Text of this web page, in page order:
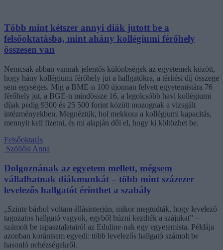
Több mint kétszer annyi diák jutott be a
felsőoktatásba, mint ahány kollégiumi férőhely
összesen van
Nemcsak abban vannak jelentős különbségek az egyetemek között,
hogy hány kollégiumi férőhely jut a hallgatókra, a térítési díj összege
sem egységes. Míg a BME-n 100 újonnan felvett egyetemistára 76
férőhely jut, a BGE-n mindössze 16, a legolcsóbb havi kollégiumi
díjak pedig 9300 és 25 500 forint között mozognak a vizsgált
intézményekben. Megnéztük, hol mekkora a kollégiumi kapacitás,
mennyit kell fizetni, és mi alapján dől el, hogy ki költözhet be.
Felsőoktatás
Szöllősi Anna
Dolgoznának az egyetem mellett, mégsem
vállalhatnak diákmunkát – több mint százezer
levelezős hallgatót érinthet a szabály
„Szinte bárhol voltam állásinterjún, mikor megtudták, hogy levelező
tagozatos hallgató vagyok, egyből húzni kezdték a szájukat” –
számolt be tapasztalatairól az Eduline-nak egy egyetemista. Példája
azonban korántsem egyedi: több levelezős hallgató számolt be
hasonló nehézségekről.